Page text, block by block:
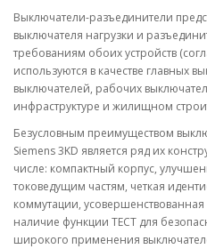
Выключатели-разъединители
выключателя нагрузки и
требованиям обоих устройств
используются в качестве главных
выключателей, рабочих
инфраструктуре и жилищном
Безусловным преимуществом
Siemens 3KD является ряд их
числе: компактный корпус,
токоведущим частям, четкая
коммутации,
наличие функции ТЕСТ для
широкого применения